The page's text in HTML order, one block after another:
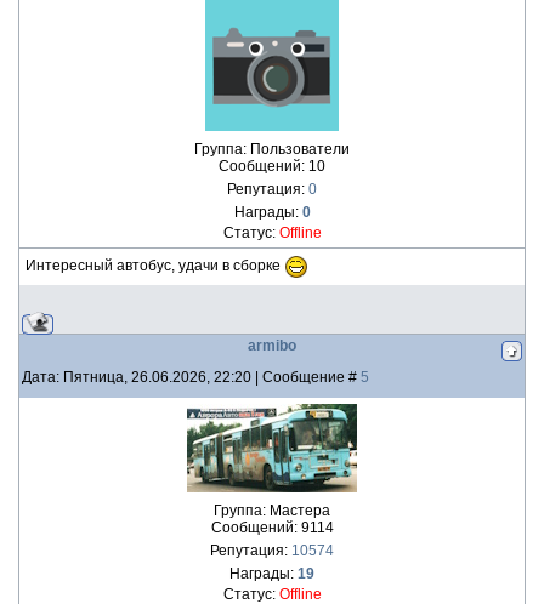
Группа: Пользователи
Сообщений: 10
Репутация: 0
Награды: 0
Статус: Offline
Интересный автобус, удачи в сборке
armibo
Дата: Пятница, 26.06.2026, 22:20 | Сообщение # 5
Группа: Мастера
Сообщений: 9114
Репутация: 10574
Награды: 19
Статус: Offline